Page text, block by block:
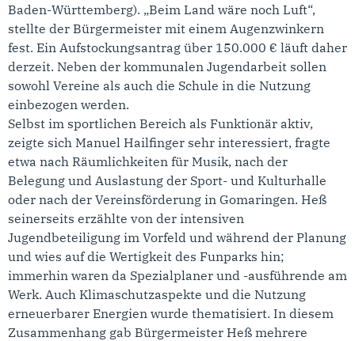
Baden-Württemberg). „Beim Land wäre noch Luft“,
stellte der Bürgermeister mit einem Augenzwinkern
fest. Ein Aufstockungsantrag über 150.000 € läuft daher
derzeit. Neben der kommunalen Jugendarbeit sollen
sowohl Vereine als auch die Schule in die Nutzung
einbezogen werden.
Selbst im sportlichen Bereich als Funktionär aktiv,
zeigte sich Manuel Hailfinger sehr interessiert, fragte
etwa nach Räumlichkeiten für Musik, nach der
Belegung und Auslastung der Sport- und Kulturhalle
oder nach der Vereinsförderung in Gomaringen. Heß
seinerseits erzählte von der intensiven
Jugendbeteiligung im Vorfeld und während der Planung
und wies auf die Wertigkeit des Funparks hin;
immerhin waren da Spezialplaner und -ausführende am
Werk. Auch Klimaschutzaspekte und die Nutzung
erneuerbarer Energien wurde thematisiert. In diesem
Zusammenhang gab Bürgermeister Heß mehrere